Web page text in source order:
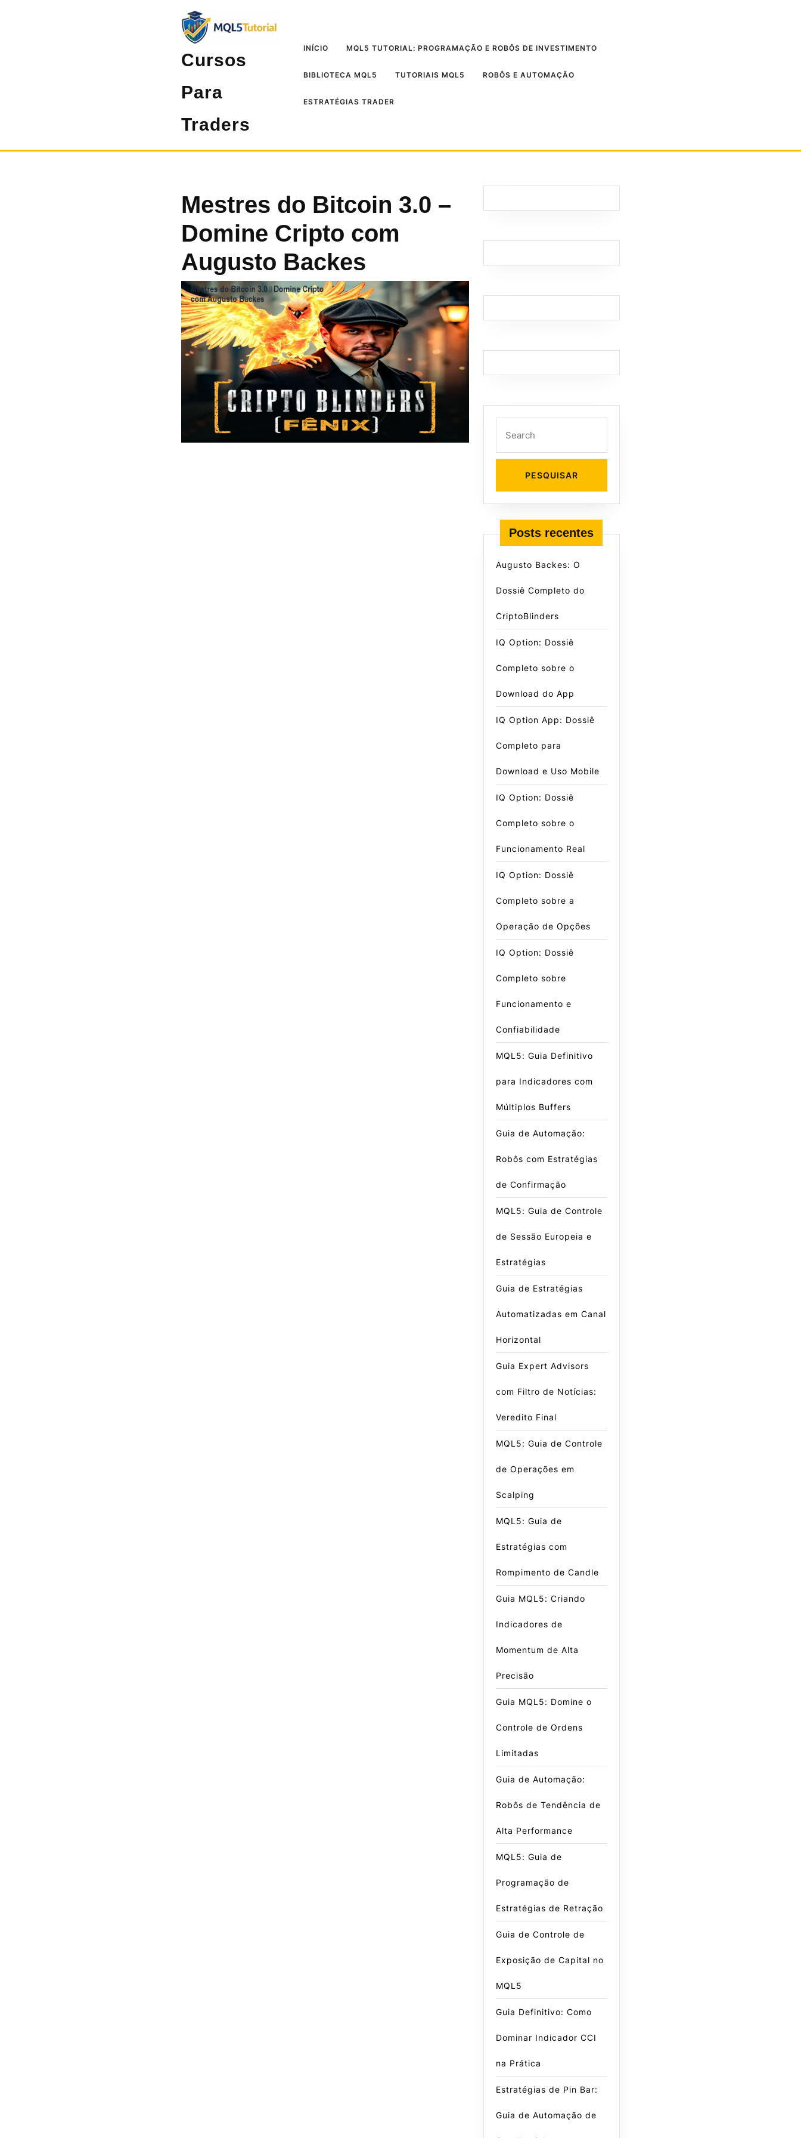
Cursos
Para
Traders
INÍCIO MQL5 TUTORIAL: PROGRAMAÇÃO E ROBÔS DE INVESTIMENTO
BIBLIOTECA MQL5 TUTORIAIS MQL5 ROBÔS E AUTOMAÇÃO
ESTRATÉGIAS TRADER
Mestres do Bitcoin 3.0 –
Domine Cripto com
Augusto Backes
Posts recentes
Augusto Backes: O
Dossiê Completo do
CriptoBlinders
IQ Option: Dossiê
Completo sobre o
Download do App
IQ Option App: Dossiê
Completo para
Download e Uso Mobile
IQ Option: Dossiê
Completo sobre o
Funcionamento Real
IQ Option: Dossiê
Completo sobre a
Operação de Opções
IQ Option: Dossiê
Completo sobre
Funcionamento e
Confiabilidade
MQL5: Guia Definitivo
para Indicadores com
Múltiplos Buffers
Guia de Automação:
Robôs com Estratégias
de Confirmação
MQL5: Guia de Controle
de Sessão Europeia e
Estratégias
Guia de Estratégias
Automatizadas em Canal
Horizontal
Guia Expert Advisors
com Filtro de Notícias:
Veredito Final
MQL5: Guia de Controle
de Operações em
Scalping
MQL5: Guia de
Estratégias com
Rompimento de Candle
Guia MQL5: Criando
Indicadores de
Momentum de Alta
Precisão
Guia MQL5: Domine o
Controle de Ordens
Limitadas
Guia de Automação:
Robôs de Tendência de
Alta Performance
MQL5: Guia de
Programação de
Estratégias de Retração
Guia de Controle de
Exposição de Capital no
MQL5
Guia Definitivo: Como
Dominar Indicador CCI
na Prática
Estratégias de Pin Bar:
Guia de Automação de